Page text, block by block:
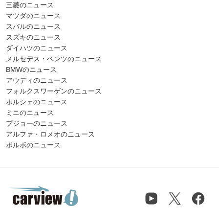
三菱のニュース
マツダのニュース
スバルのニュース
スズキのニュース
ダイハツのニュース
メルセデス・ベンツのニュース
BMWのニュース
アウディのニュース
フォルクスワーゲンのニュース
ポルシェのニュース
ミニのニュース
プジョーのニュース
アルファ・ロメオのニュース
ボルボのニュース